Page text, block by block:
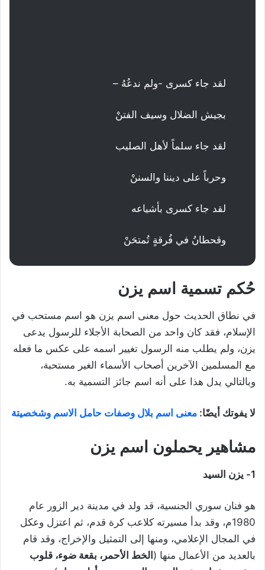
لقد جاء كسرى -ولم ندعُهُ –
بجيش الضلال وسيف الفتنْ
لقد جاء سلماً لأهل الصليب
وحرباً على ديننا والسننْ
لقد جاء كسرى بأشياعه
وقحطانُ في فُرقةٍ تُمتحَنْ
حُكم تسمية اسم يزن
في نطاق الحديث حول معنى اسم يزن هو اسم مستحب في
الإسلام، فقد كان واحد من الصحابة الأجلاء للرسول يدعى
يزن، ولم يطلب منه الرسول تغيير اسمه على عكس ما فعله
مع المسلمين الآخرين أصحاب الأسماء الغير مستحبة،
وبالتالي يدل هذا على أنه اسم جائز التسمية به.
لا يفوتك أيضًا: معنى اسم بلال وصفات حامل الاسم وشخصيتة
مشاهير يحملون اسم يزن
1- يزن السيد
هو فنان سوري الجنسية، قد ولد في مدينة دير الزور عام
1980م، وقد بدأ مسيرته كلاعب كرة قدم، ثم اعتزل وعكل
في المجال الإعلامي، ومنها إلى التمثيل والإخراج، وقد قام
بالعديد من الأعمال منها (الخط الأحمر، بقعة ضوء، قلوب